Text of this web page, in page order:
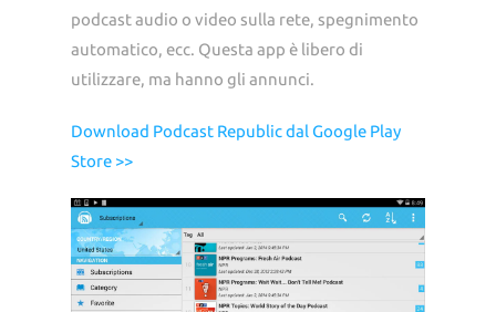
podcast audio o video sulla rete, spegnimento
automatico, ecc. Questa app è libero di
utilizzare, ma hanno gli annunci.
Download Podcast Republic dal Google Play
Store >>